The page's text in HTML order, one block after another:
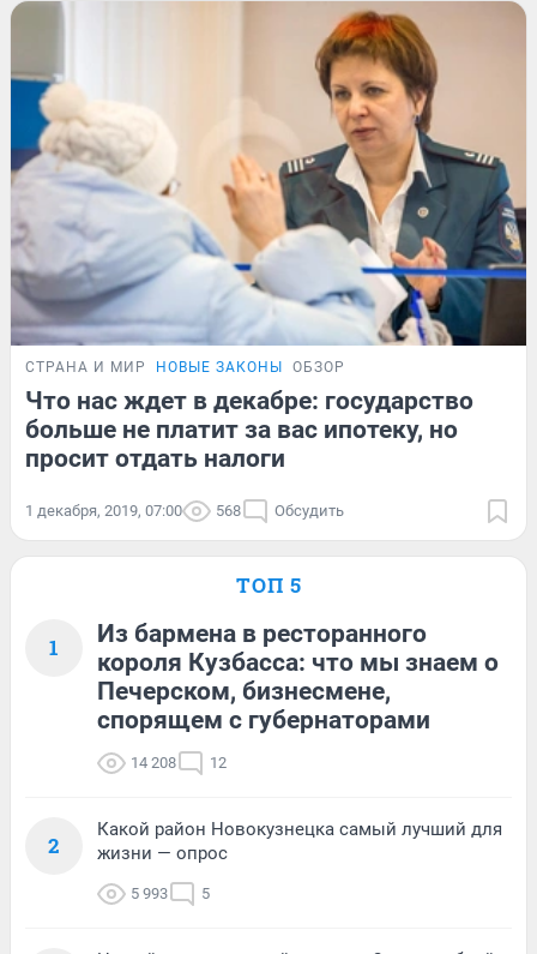
СТРАНА И МИР НОВЫЕ ЗАКОНЫ ОБЗОР
Что нас ждет в декабре: государство
больше не платит за вас ипотеку, но
просит отдать налоги
1 декабря, 2019, 07:00 568 Обсудить
ТОП 5
1
Из бармена в ресторанного
короля Кузбасса: что мы знаем о
Печерском, бизнесмене,
спорящем с губернаторами
14 208 12
2
Какой район Новокузнецка самый лучший для
жизни — опрос
5 993 5